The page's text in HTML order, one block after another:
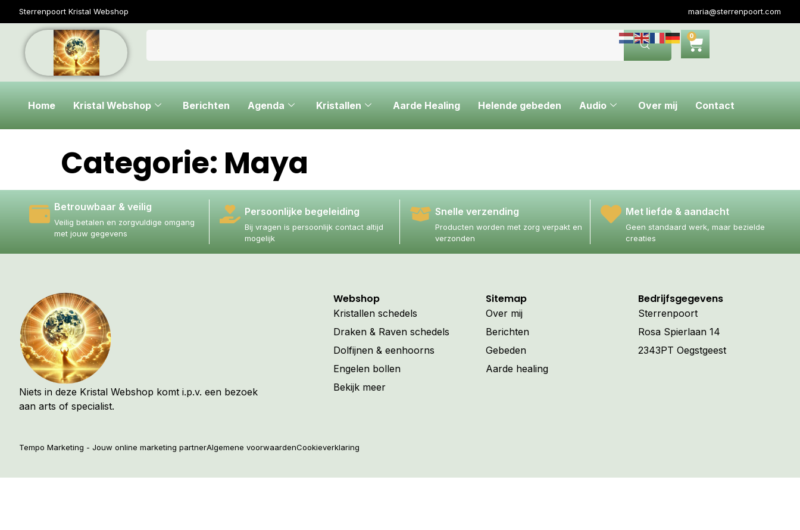
Sterrenpoort Kristal Webshop maria@sterrenpoort.com
0
Home Kristal Webshop Berichten Agenda Kristallen Aarde Healing Helende gebeden Audio Over mij Contact
Categorie: Maya
Betrouwbaar & veilig
Veilig betalen en zorgvuldige omgang
met jouw gegevens
Persoonlijke begeleiding
Bij vragen is persoonlijk contact altijd
mogelijk
Snelle verzending
Producten worden met zorg verpakt en
verzonden
Met liefde & aandacht
Geen standaard werk, maar bezielde
creaties
Niets in deze Kristal Webshop komt i.p.v. een bezoek
aan arts of specialist.
Webshop
Kristallen schedels
Draken & Raven schedels
Dolfijnen & eenhoorns
Engelen bollen
Bekijk meer
Sitemap
Over mij
Berichten
Gebeden
Aarde healing
Bedrijfsgegevens
Sterrenpoort
Rosa Spierlaan 14
2343PT Oegstgeest
Tempo Marketing - Jouw online marketing partnerAlgemene voorwaardenCookieverklaring